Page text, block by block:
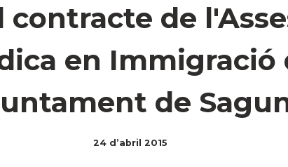
contracte de
en Immigració
de
24 d’abril 2015